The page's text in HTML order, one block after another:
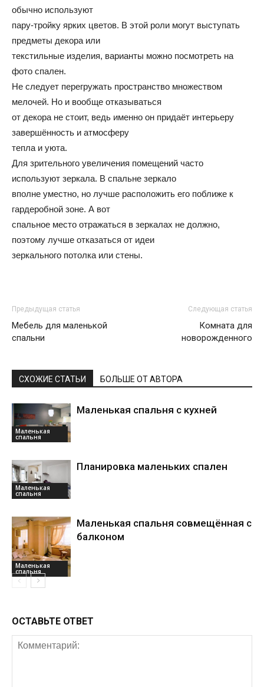
обычно используют
пару-тройку ярких цветов. В этой роли могут выступать
предметы декора или
текстильные изделия, варианты можно посмотреть на
фото спален.
Не следует перегружать пространство множеством
мелочей. Но и вообще отказываться
от декора не стоит, ведь именно он придаёт интерьеру
завершённость и атмосферу
тепла и уюта.
Для зрительного увеличения помещений часто
используют зеркала. В спальне зеркало
вполне уместно, но лучше расположить его поближе к
гардеробной зоне. А вот
спальное место отражаться в зеркалах не должно,
поэтому лучше отказаться от идеи
зеркального потолка или стены.
Предыдущая статья
Мебель для маленькой
спальни
Следующая статья
Комната для
новорожденного
СХОЖИЕ СТАТЬИ БОЛЬШЕ ОТ АВТОРА
Маленькая
спальня
Маленькая спальня с кухней
Маленькая
спальня
Планировка маленьких спален
Маленькая
спальня
Маленькая спальня совмещённая с
балконом
ОСТАВЬТЕ ОТВЕТ